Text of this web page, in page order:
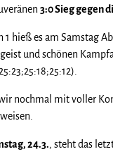
3:0 Sieg gegen
1 hieß es am Samstag
und schönen
nochmal mit voller
24.3., steht das